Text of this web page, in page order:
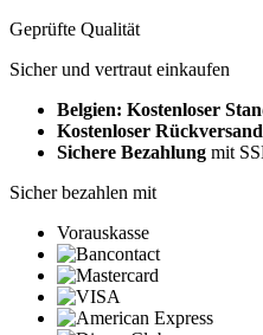
Geprüfte Qualität
Sicher und vertraut einkaufen
Belgien: Kostenloser
Kostenloser Rückversand
Sichere Bezahlung mit
Sicher bezahlen mit
Vorauskasse